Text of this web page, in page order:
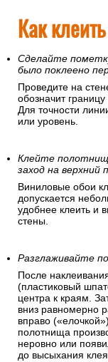
Как
Сделайте
было поклеено
Проведите на
обозначит
Для точности
или уровень.
Клейте
заход на верхний
Виниловые обои
допускается
удобнее клеить и
стены.
Разглаживайте
После
(пластиковый
центра к краям.
вниз равномерно
вправо
полотнища
неровно или
до высыхания